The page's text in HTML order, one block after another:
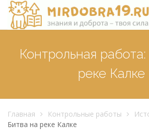
Контрольная
реке Калке
Главная Контрольные работы
Битва на реке Калке